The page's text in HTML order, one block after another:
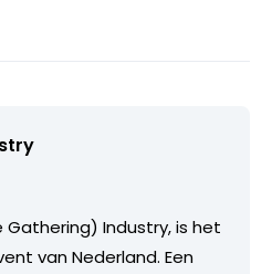
Gathering) Industry, is het
van Nederland. Een